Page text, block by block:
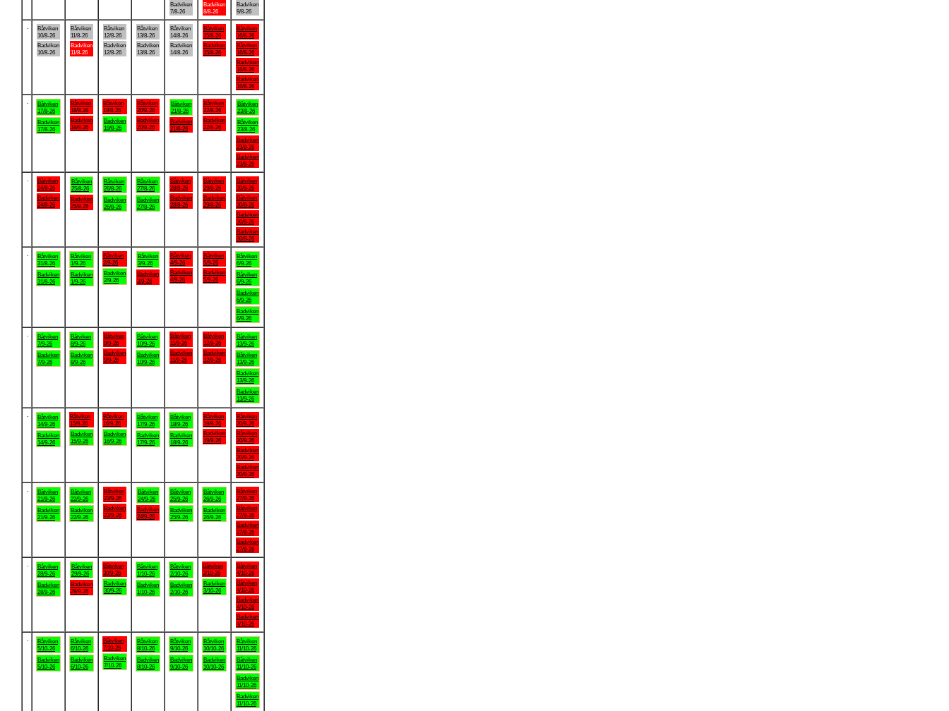
Badviken
7/8-26
Badviken
8/8-26
Badviken
9/8-26
Båtviken
10/8-26
Badviken
10/8-26
Båtviken
11/8-26
Badviken
11/8-26
Båtviken
12/8-26
Badviken
12/8-26
Båtviken
13/8-26
Badviken
13/8-26
Båtviken
14/8-26
Badviken
14/8-26
Båtviken
15/8-26
Badviken
15/8-26
Båtviken
16/8-26
Båtviken
16/8-26
Badviken
16/8-26
Badviken
16/8-26
Båtviken
17/8-26
Badviken
17/8-26
Båtviken
18/8-26
Badviken
18/8-26
Båtviken
19/8-26
Badviken
19/8-26
Båtviken
20/8-26
Badviken
20/8-26
Båtviken
21/8-26
Badviken
21/8-26
Båtviken
22/8-26
Badviken
22/8-26
Båtviken
23/8-26
Båtviken
23/8-26
Badviken
23/8-26
Badviken
23/8-26
Båtviken
24/8-26
Badviken
24/8-26
Båtviken
25/8-26
Badviken
25/8-26
Båtviken
26/8-26
Badviken
26/8-26
Båtviken
27/8-26
Badviken
27/8-26
Båtviken
28/8-26
Badviken
28/8-26
Båtviken
29/8-26
Badviken
29/8-26
Båtviken
30/8-26
Båtviken
30/8-26
Badviken
30/8-26
Badviken
30/8-26
Båtviken
31/8-26
Badviken
31/8-26
Båtviken
1/9-26
Badviken
1/9-26
Båtviken
2/9-26
Badviken
2/9-26
Båtviken
3/9-26
Badviken
3/9-26
Båtviken
4/9-26
Badviken
4/9-26
Båtviken
5/9-26
Badviken
5/9-26
Båtviken
6/9-26
Båtviken
6/9-26
Badviken
6/9-26
Badviken
6/9-26
Båtviken
7/9-26
Badviken
7/9-26
Båtviken
8/9-26
Badviken
8/9-26
Båtviken
9/9-26
Badviken
9/9-26
Båtviken
10/9-26
Badviken
10/9-26
Båtviken
11/9-26
Badviken
11/9-26
Båtviken
12/9-26
Badviken
12/9-26
Båtviken
13/9-26
Båtviken
13/9-26
Badviken
13/9-26
Badviken
13/9-26
Båtviken
14/9-26
Badviken
14/9-26
Båtviken
15/9-26
Badviken
15/9-26
Båtviken
16/9-26
Badviken
16/9-26
Båtviken
17/9-26
Badviken
17/9-26
Båtviken
18/9-26
Badviken
18/9-26
Båtviken
19/9-26
Badviken
19/9-26
Båtviken
20/9-26
Båtviken
20/9-26
Badviken
20/9-26
Badviken
20/9-26
Båtviken
21/9-26
Badviken
21/9-26
Båtviken
22/9-26
Badviken
22/9-26
Båtviken
23/9-26
Badviken
23/9-26
Båtviken
24/9-26
Badviken
24/9-26
Båtviken
25/9-26
Badviken
25/9-26
Båtviken
26/9-26
Badviken
26/9-26
Båtviken
27/9-26
Båtviken
27/9-26
Badviken
27/9-26
Badviken
27/9-26
Båtviken
28/9-26
Badviken
28/9-26
Båtviken
29/9-26
Badviken
29/9-26
Båtviken
30/9-26
Badviken
30/9-26
Båtviken
1/10-26
Badviken
1/10-26
Båtviken
2/10-26
Badviken
2/10-26
Båtviken
3/10-26
Badviken
3/10-26
Båtviken
4/10-26
Båtviken
4/10-26
Badviken
4/10-26
Badviken
4/10-26
Båtviken
5/10-26
Badviken
5/10-26
Båtviken
6/10-26
Badviken
6/10-26
Båtviken
7/10-26
Badviken
7/10-26
Båtviken
8/10-26
Badviken
8/10-26
Båtviken
9/10-26
Badviken
9/10-26
Båtviken
10/10-26
Badviken
10/10-26
Båtviken
11/10-26
Båtviken
11/10-26
Badviken
11/10-26
Badviken
11/10-26